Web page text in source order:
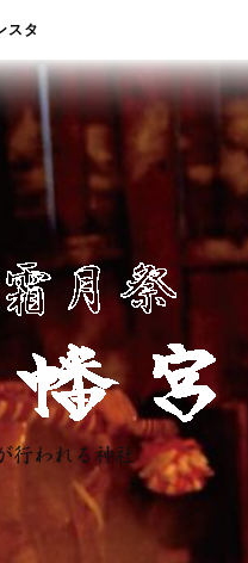
スタ
われる神社